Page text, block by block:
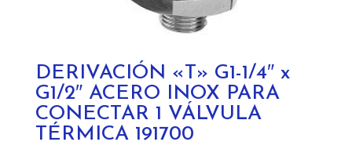
DERIVACIÓN «T» G1-1/4″ x
G1/2″ ACERO INOX PARA
CONECTAR 1 VÁLVULA
TÉRMICA 191700